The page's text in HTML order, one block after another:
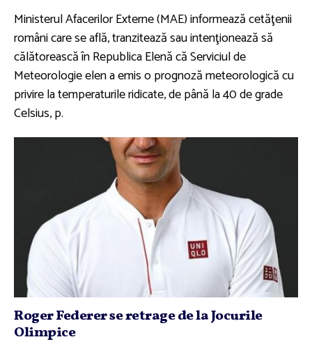
Ministerul Afacerilor Externe (MAE) informează cetăţenii
români care se află, tranzitează sau intenţionează să
călătorească în Republica Elenă că Serviciul de
Meteorologie elen a emis o prognoză meteorologică cu
privire la temperaturile ridicate, de până la 40 de grade
Celsius, p.
Roger Federer se retrage de la Jocurile
Olimpice